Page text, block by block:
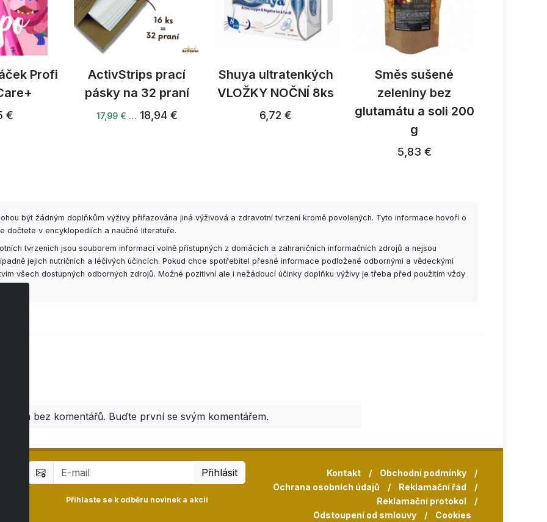
Profi
€
ActivStrips prací
pásky na 32 praní
17,99 € … 18,94 €
Shuya ultratenkých
VLOŽKY NOČNÍ 8ks
6,72 €
Směs sušené
zeleniny bez
glutamátu a soli 200
g
5,83 €
být žádným doplňkům výživy přiřazována jiná výživová a zdravotní tvrzení kromě povolených. Tyto informace hovoří o
dočtete v encyklopediích a naučné literatuře.
tvrzeních jsou souborem informací volně přístupných z domácích a zahraničních informačních zdrojů a nejsou
jejich nutričních a léčivých účincích. Pokud chce spotřebitel přesné informace podložené odbornými a vědeckými
všech dostupných odborných zdrojů. Možné pozitivní ale i nežádoucí účinky doplňku výživy je třeba před použitím vždy
Zatím bez komentářů. Buďte první se svým komentářem.
Přihlásit
Přihlaste se k odběru novinek a akcií
Kontakt / Obchodní podmínky
/
Ochrana osobních údajů
/ Reklamační řád
/
Reklamační protokol
/
Odstoupení od smlouvy
/ Cookies